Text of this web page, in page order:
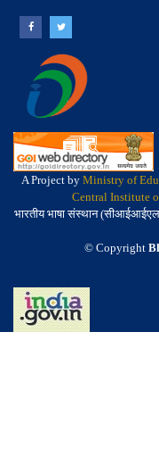
A Project by Ministry of
Central Institute
भारतीय भाषा संस्थान (सीआईआईएल),
© Copyright